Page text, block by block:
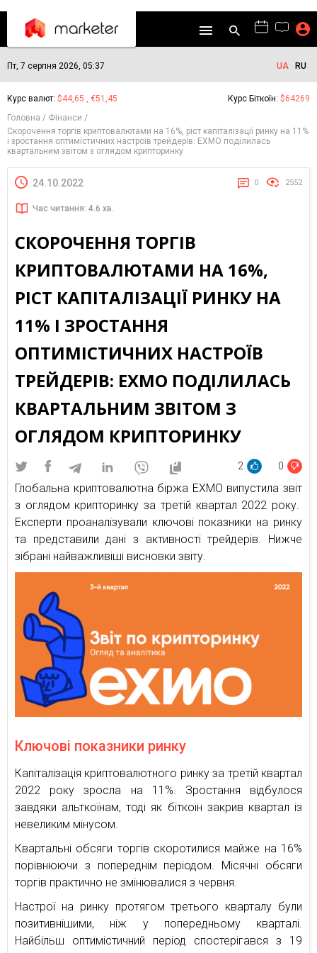
Пт, 7 серпня 2026, 05:37 UA RU
Курс валют: $44,65 , €51,45 Курс Біткоїн: $64269
Головна
Фінанси
Скорочення торгів криптовалютами на 16%, ріст капіталізації ринку на 11%
і зростання оптимістичних настроїв трейдерів: EXMO поділилась
квартальним звітом з оглядом крипторинку
24.10.2022 0 2552
Час читання: 4.6 хв.
СКОРОЧЕННЯ ТОРГІВ
КРИПТОВАЛЮТАМИ НА 16%,
РІСТ КАПІТАЛІЗАЦІЇ РИНКУ НА
11% І ЗРОСТАННЯ
ОПТИМІСТИЧНИХ НАСТРОЇВ
ТРЕЙДЕРІВ: EXMO ПОДІЛИЛАСЬ
КВАРТАЛЬНИМ ЗВІТОМ З
ОГЛЯДОМ КРИПТОРИНКУ
2 0
Глобальна криптовалютна біржа EXMO випустила звіт
з оглядом крипторинку за третій квартал 2022 року.
Експерти проаналізували ключові показники на ринку
та представили дані з активності трейдерів. Нижче
зібрані найважливіші висновки звіту.
Ключові показники ринку
Капіталізація криптовалютного ринку за третій квартал
2022 року зросла на 11%. Зростання відбулося
завдяки альткоїнам, тоді як біткоїн закрив квартал із
невеликим мінусом.
Квартальні обсяги торгів скоротилися майже на 16%
порівнюючи з попереднім періодом. Місячні обсяги
торгів практично не змінювалися з червня.
Настрої на ринку протягом третього кварталу були
позитивнішими, ніж у попередньому кварталі.
Найбільш оптимістичний період спостерігався з 19